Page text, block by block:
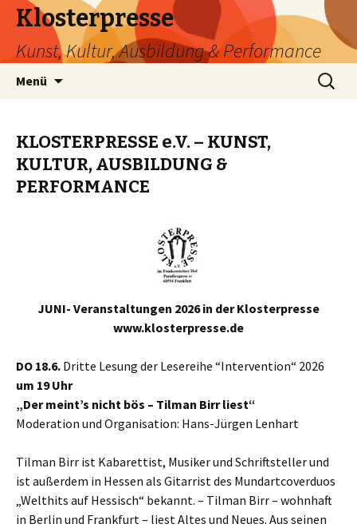
Klosterpresse
Kunst, Kultur, Ausbildung & Performance
Menü
Suche
nach:
KLOSTERPRESSE e.V. – KUNST,
KULTUR, AUSBILDUNG &
PERFORMANCE
JUNI- Veranstaltungen 2026 in der Klosterpresse
www.klosterpresse.de
DO 18.6. Dritte Lesung der Lesereihe “Intervention“ 2026
um 19 Uhr
„Der meint’s nicht bös – Tilman Birr liest“
Moderation und Organisation: Hans-Jürgen Lenhart
Tilman Birr ist Kabarettist, Musiker und Schriftsteller und
ist außerdem in Hessen als Gitarrist des Mundartcoverduos
„Welthits auf Hessisch“ bekannt. – Tilman Birr – wohnhaft
in Berlin und Frankfurt – liest Altes und Neues. Aus seinen